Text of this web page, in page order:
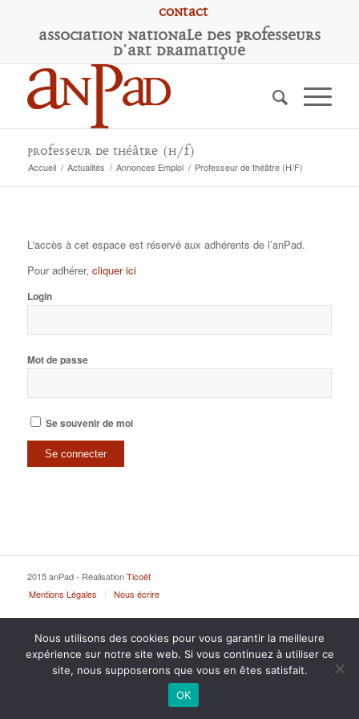
Contact
Association Nationale des Professeurs
d'Art Dramatique
Professeur de théâtre (H/F)
Accueil / Actualités / Annonces Emploi / Professeur de théâtre (H/F)
L'accès à cet espace est réservé aux adhérents de l’anPad.
Pour adhérer, cliquer ici
Login
Mot de passe
Se souvenir de moi
2015 anPad - RéalisationTicoët
Mentions Légales
Nous écrire
Nous utilisons des cookies pour vous garantir la meilleure
expérience sur notre site web. Si vous continuez à utiliser ce
site, nous supposerons que vous en êtes satisfait.
OK